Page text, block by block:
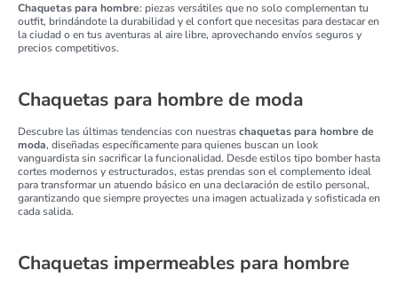
Chaquetas para hombre: piezas versátiles que no solo complementan tu
outfit, brindándote la durabilidad y el confort que necesitas para destacar en
la ciudad o en tus aventuras al aire libre, aprovechando envíos seguros y
precios competitivos.
Chaquetas para hombre de moda
Descubre las últimas tendencias con nuestraschaquetas para hombre de
moda, diseñadas específicamente para quienes buscan un look
vanguardista sin sacrificar la funcionalidad. Desde estilos tipo bomber hasta
cortes modernos y estructurados, estas prendas son el complemento ideal
para transformar un atuendo básico en una declaración de estilo personal,
garantizando que siempre proyectes una imagen actualizada y sofisticada en
cada salida.
Chaquetas impermeables para hombre